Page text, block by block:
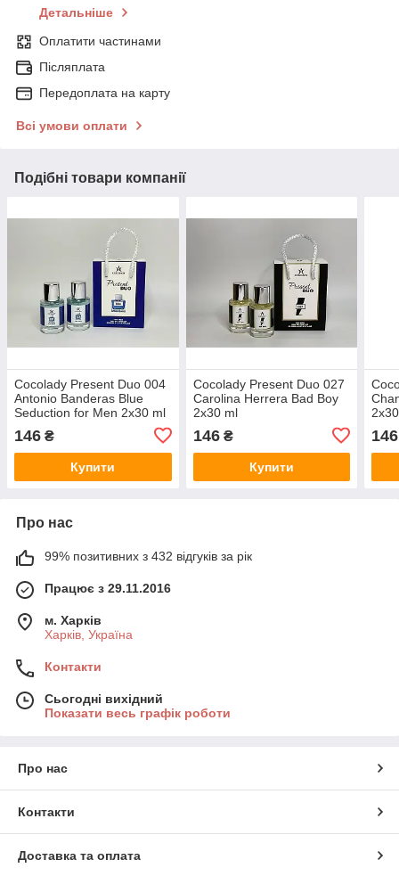
Детальніше
Оплатити частинами
Післяплата
Передоплата на карту
Всі умови оплати
Подібні товари компанії
Cocolady Present Duo 004
Antonio Banderas Blue
Seduction for Men 2x30 ml
146 ₴
Купити
Cocolady Present Duo 027
Carolina Herrera Bad Boy
2x30 ml
146₴
Купити
146
Про нас
99% позитивних з 432 відгуків за рік
Працює з 29.11.2016
м. Харків
Харків, Україна
Контакти
Сьогодні вихідний
Показати весь графік роботи
Про нас
Контакти
Доставка та оплата